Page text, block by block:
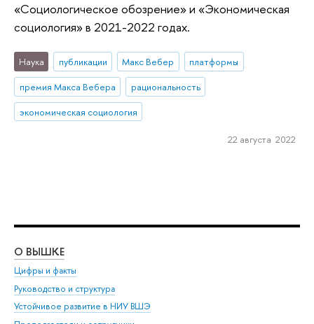
«Социологическое обозрение» и «Экономическая
социология» в 2021-2022 годах.
Наука публикации Макс Вебер
платформы
премия Макса Вебера
рациональность
экономическая социология
22 августа 2022
О ВЫШКЕ
Цифры и факты
Руководство и структура
Устойчивое развитие в НИУ ВШЭ